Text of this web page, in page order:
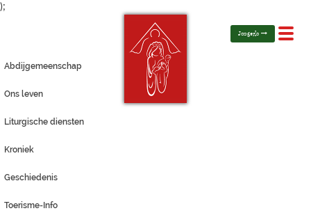
);
Toggle
Jongerlo
Abdijgemeenschap
Ons leven
Liturgische diensten
Kroniek
Geschiedenis
Toerisme-Info